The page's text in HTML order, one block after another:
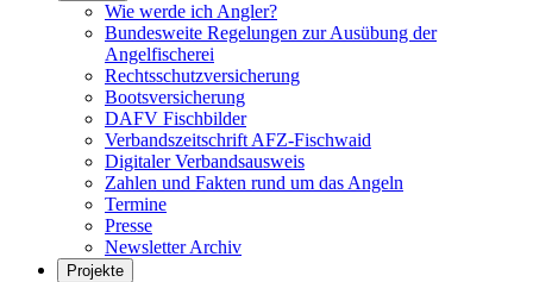
Wie werde ich Angler?
Bundesweite Regelungen zur Ausübung der
Angelfischerei
Rechtsschutzversicherung
Bootsversicherung
DAFV Fischbilder
Verbandszeitschrift AFZ-Fischwaid
Digitaler Verbandsausweis
Zahlen und Fakten rund um das Angeln
Termine
Presse
Newsletter Archiv
Projekte